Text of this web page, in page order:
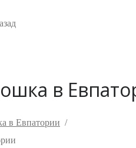
в
в Евпатории /